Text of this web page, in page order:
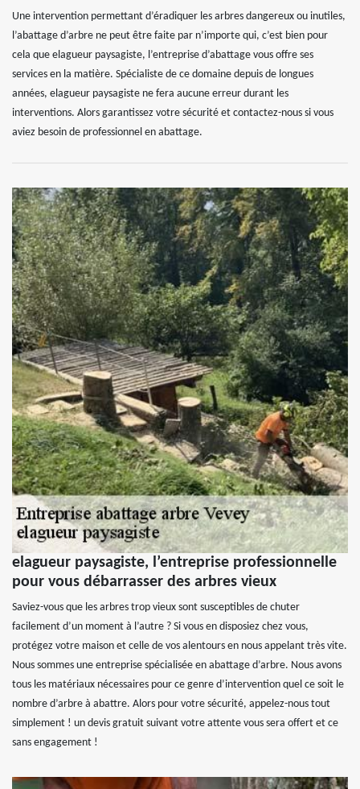
Une intervention permettant d’éradiquer les arbres dangereux ou inutiles,
l’abattage d’arbre ne peut être faite par n’importe qui, c’est bien pour
cela que elagueur paysagiste, l’entreprise d’abattage vous offre ses
services en la matière. Spécialiste de ce domaine depuis de longues
années, elagueur paysagiste ne fera aucune erreur durant les
interventions. Alors garantissez votre sécurité et contactez-nous si vous
aviez besoin de professionnel en abattage.
elagueur paysagiste, l’entreprise professionnelle
pour vous débarrasser des arbres vieux
Saviez-vous que les arbres trop vieux sont susceptibles de chuter
facilement d’un moment à l’autre ? Si vous en disposiez chez vous,
protégez votre maison et celle de vos alentours en nous appelant très vite.
Nous sommes une entreprise spécialisée en abattage d’arbre. Nous avons
tous les matériaux nécessaires pour ce genre d’intervention quel ce soit le
nombre d’arbre à abattre. Alors pour votre sécurité, appelez-nous tout
simplement ! un devis gratuit suivant votre attente vous sera offert et ce
sans engagement !